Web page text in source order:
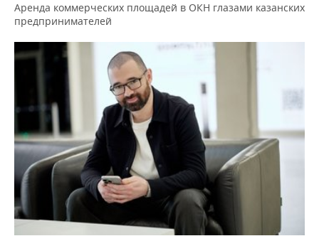
Аренда коммерческих площадей в ОКН глазами казанских
предпринимателей